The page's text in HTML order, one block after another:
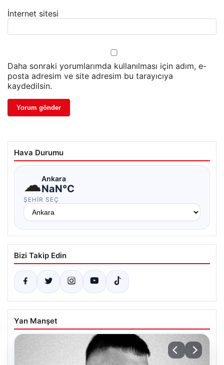
İnternet sitesi
Daha sonraki yorumlarımda kullanılması için adım, e-
posta adresim ve site adresim bu tarayıcıya
kaydedilsin.
Hava Durumu
☁Ankara
NaN°C
ŞEHIR SEÇ
Bizi Takip Edin
Yan Manşet